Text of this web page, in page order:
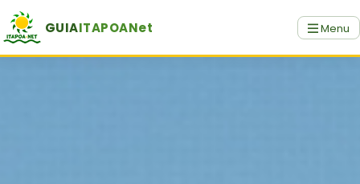
GUIAITAPOANet Menu